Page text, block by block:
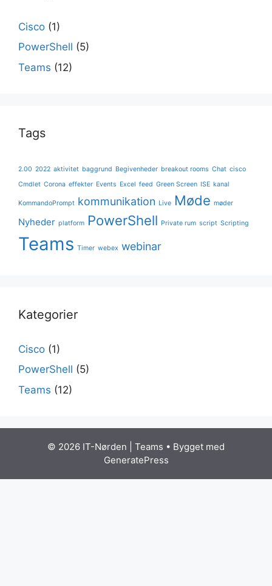
Cisco (1)
PowerShell (5)
Teams (12)
Tags
2.00 2022 aktivitet baggrund Begivenheder breakout rooms Chat cisco
Cmdlet Corona effekter Events Excel feed Green Screen ISE kanal
KommandoPrompt kommunikation Live Møde møder
Nyheder platform PowerShell Private rum script Scripting
Teams Timer webex webinar
Kategorier
Cisco (1)
PowerShell (5)
Teams (12)
© 2026 IT-Nørden | Teams • Bygget med
GeneratePress